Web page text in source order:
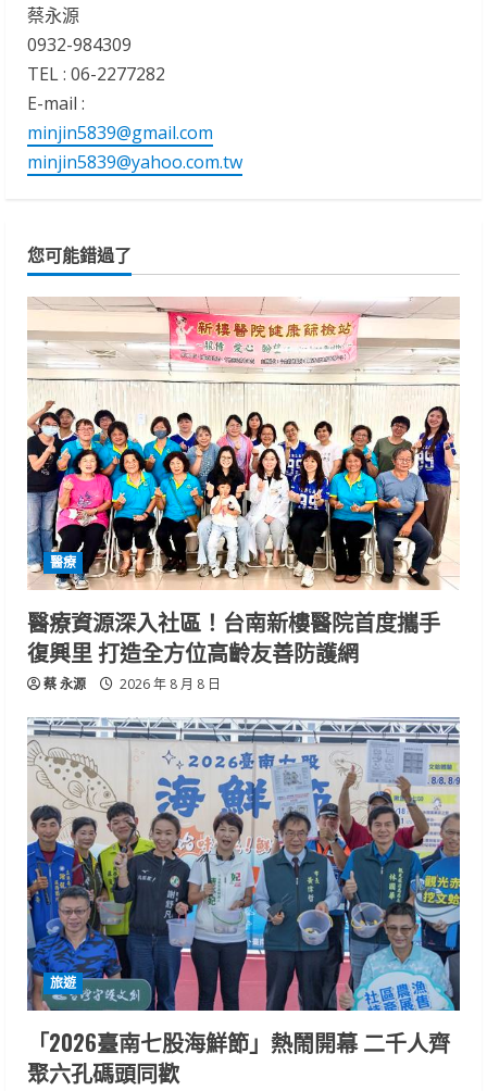
蔡永源
0932-984309
TEL : 06-2277282
E-mail :
minjin5839@gmail.com
minjin5839@yahoo.com.tw
您可能錯過了
醫療
醫療資源深入社區！台南新樓醫院首度攜手
復興里 打造全方位高齡友善防護網
蔡 永源 2026 年 8 月 8 日
旅遊
「2026臺南七股海鮮節」熱鬧開幕 二千人齊
聚六孔碼頭同歡